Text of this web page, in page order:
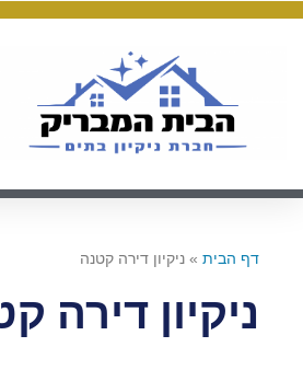
דף הבית » ניקיון דירה קטנה
ניקיון דירה